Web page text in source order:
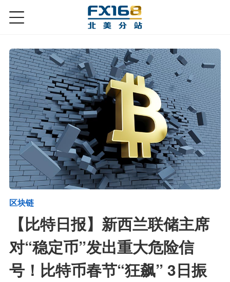
区块链
【比特日报】新西兰联储主席
对“稳定币”发出重大危险信
号！比特币春节“狂飙” 3日振